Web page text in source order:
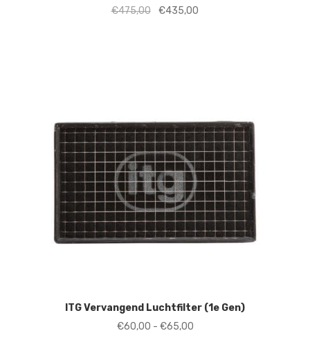
€475,00
Oorspronkelijke
€435,00
ITG Vervangend Luchtfilter (1e Gen)
€60,00 - €65,00Prijsklasse: